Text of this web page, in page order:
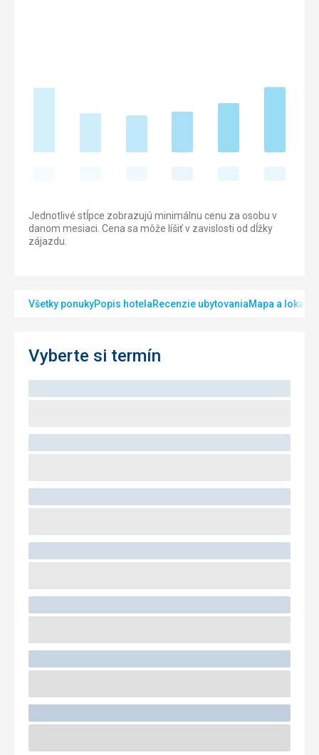
Jednotlivé stĺpce zobrazujú minimálnu cenu za osobu v
danom mesiaci. Cena sa môže líšiť v zavislosti od dĺžky
zájazdu.
Všetky ponukyPopis hotelaRecenzie ubytovaniaMapa a lokalita
Vyberte si termín